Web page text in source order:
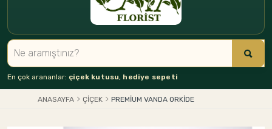
En çok arananlar: çiçek kutusu, hediye sepeti
ANASAYFA ÇIÇEK PREMIUM VANDA ORKIDE